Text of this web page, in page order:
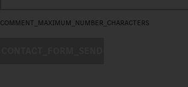
COMMENT_MAXIMUM_NUMBER_CHARACTERS